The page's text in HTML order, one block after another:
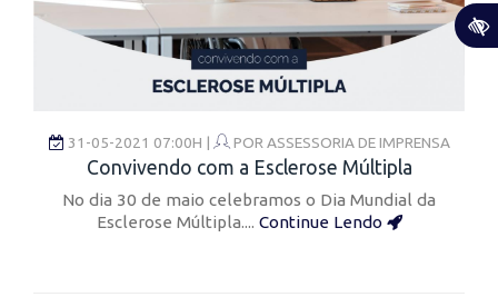
31-05-2021 07:00H | PORASSESSORIA DE IMPRENSA
Convivendo com a Esclerose Múltipla
No dia 30 de maio celebramos o Dia Mundial da
Esclerose Múltipla.... Continue Lendo